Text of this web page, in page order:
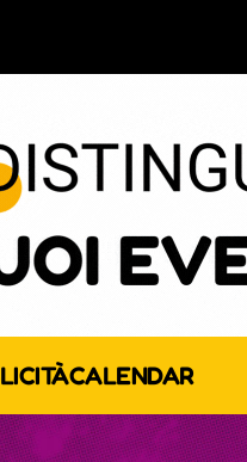
CALENDAR